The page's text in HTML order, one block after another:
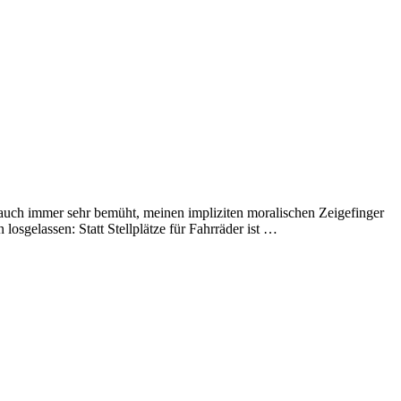
immer sehr bemüht, meinen impliziten moralischen Zeigefinger
Statt Stellplätze für Fahrräder ist …